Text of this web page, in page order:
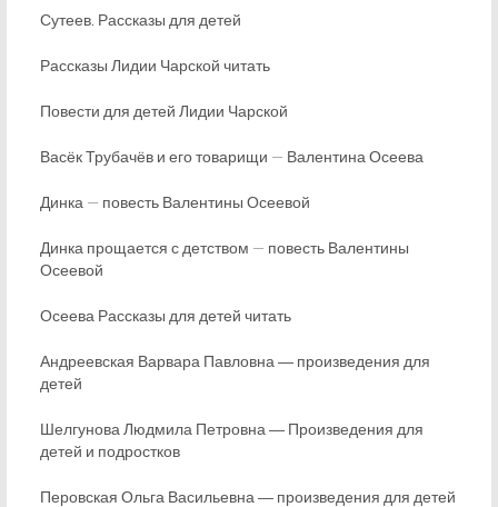
Сутеев. Рассказы для детей
Рассказы Лидии Чарской читать
Повести для детей Лидии Чарской
Васёк Трубачёв и его товарищи — Валентина Осеева
Динка — повесть Валентины Осеевой
Динка прощается с детством — повесть Валентины
Осеевой
Осеева Рассказы для детей читать
Андреевская Варвара Павловна ― произведения для
детей
Шелгунова Людмила Петровна ― Произведения для
детей и подростков
Перовская Ольга Васильевна ― произведения для детей